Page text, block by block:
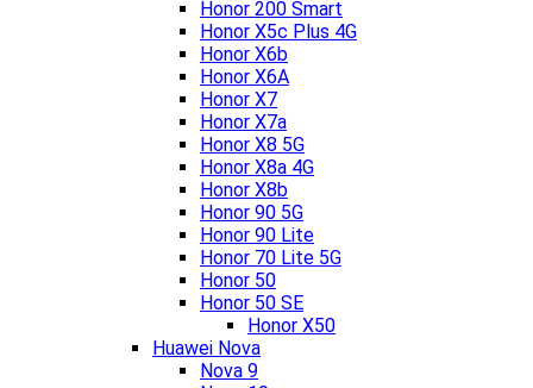
Honor 200 Smart
Honor X5c Plus 4G
Honor X6b
Honor X6A
Honor X7
Honor X7a
Honor X8 5G
Honor X8a 4G
Honor X8b
Honor 90 5G
Honor 90 Lite
Honor 70 Lite 5G
Honor 50
Honor 50 SE
Honor X50
Huawei Nova
Nova 9